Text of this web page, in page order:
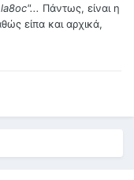
Πάντως, είναι η
είπα και αρχικά,